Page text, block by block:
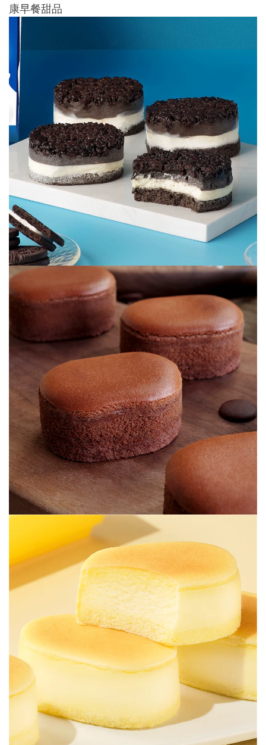
康早餐甜品